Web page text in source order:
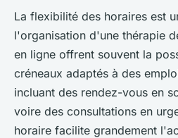
La flexibilité des horaires est
l'organisation d'une thérapie
en ligne offrent souvent la
créneaux adaptés à des
incluant des rendez-vous en
voire des consultations en
horaire facilite grandement